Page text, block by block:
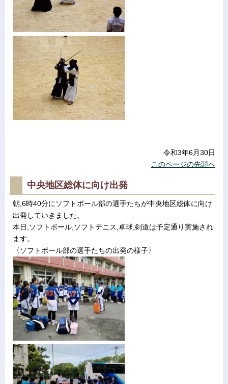
令和3年6月30日
このページの先頭へ
中央地区総体に向け出発
朝,6時40分にソフトボール部の選手たちが中央地区総体に向け
出発していきました。
本日,ソフトボール,ソフトテニス,卓球,剣道は予定通り実施され
ます。
〈ソフトボール部の選手たちの出発の様子〉